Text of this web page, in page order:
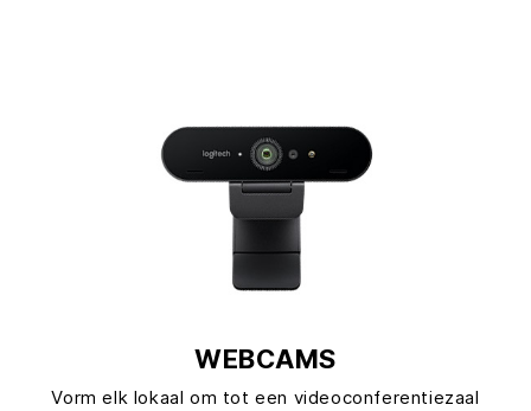
WEBCAMS
Vorm elk lokaal om tot een videoconferentiezaal